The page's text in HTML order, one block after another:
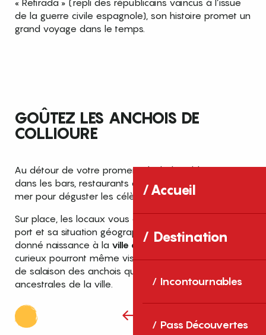
Accueil
Destination
Incontournables
Pass Découvertes
« Retirada » (repli des républicains vaincus à l’issue
de la guerre civile espagnole), son histoire promet un
grand voyage dans le temps.
GOÛTEZ LES ANCHOIS DE
COLLIOURE
Au détour de votre promenade, halte obligatoire
dans les bars, restaurants et commerces du front de
mer pour déguster les célèbresanchois de Collioure.
Sur place, les locaux vous expliqueront que c’est le
port et sa situation géographique privilégiée qui ont
donné naissance à la ville de Collioure.Les plus
curieux pourront même visiter les ateliers artisanaux
de salaison des anchois qui perpétuent les traditions
ancestrales de la ville.